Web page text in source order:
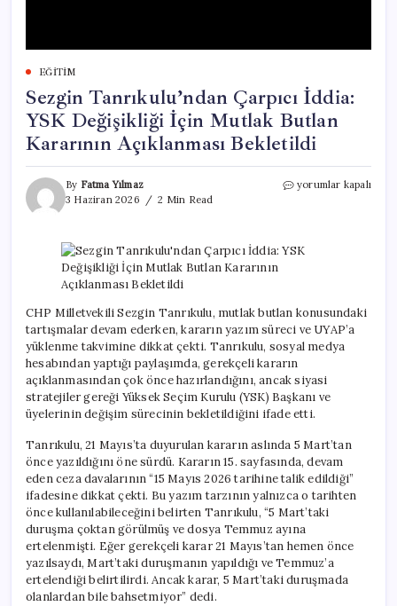
EĞITIM
Sezgin Tanrıkulu’ndan Çarpıcı İddia:
YSK Değişikliği İçin Mutlak Butlan
Kararının Açıklanması Bekletildi
By Fatma Yılmaz
3 Haziran 2026
2 Min Read
Sezgin
YSK
Kararının
Açıklanması
Bekletildi
için
yorumlar kapalı
CHP Milletvekili Sezgin Tanrıkulu, mutlak butlan konusundaki
tartışmalar devam ederken, kararın yazım süreci ve UYAP’a
yüklenme takvimine dikkat çekti. Tanrıkulu, sosyal medya
hesabından yaptığı paylaşımda, gerekçeli kararın
açıklanmasından çok önce hazırlandığını, ancak siyasi
stratejiler gereği Yüksek Seçim Kurulu (YSK) Başkanı ve
üyelerinin değişim sürecinin bekletildiğini ifade etti.
Tanrıkulu, 21 Mayıs’ta duyurulan kararın aslında 5 Mart’tan
önce yazıldığını öne sürdü. Kararın 15. sayfasında, devam
eden ceza davalarının “15 Mayıs 2026 tarihine talik edildiği”
ifadesine dikkat çekti. Bu yazım tarzının yalnızca o tarihten
önce kullanılabileceğini belirten Tanrıkulu, “5 Mart’taki
duruşma çoktan görülmüş ve dosya Temmuz ayına
ertelenmişti. Eğer gerekçeli karar 21 Mayıs’tan hemen önce
yazılsaydı, Mart’taki duruşmanın yapıldığı ve Temmuz’a
ertelendiği belirtilirdi. Ancak karar, 5 Mart’taki duruşmada
olanlardan bile bahsetmiyor” dedi.